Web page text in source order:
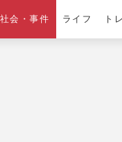
社会・事件 ライフ ト